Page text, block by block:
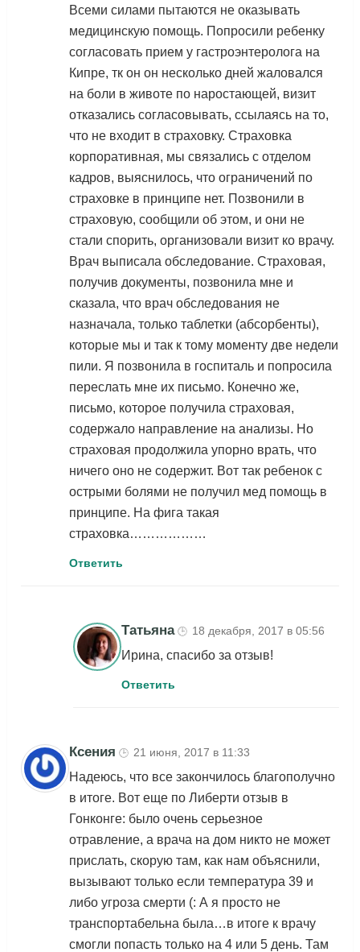
Всеми силами пытаются не оказывать
медицинскую помощь. Попросили ребенку
согласовать прием у гастроэнтеролога на
Кипре, тк он он несколько дней жаловался
на боли в животе по наростающей, визит
отказались согласовывать, ссылаясь на то,
что не входит в страховку. Страховка
корпоративная, мы связались с отделом
кадров, выяснилось, что ограничений по
страховке в принципе нет. Позвонили в
страховую, сообщили об этом, и они не
стали спорить, организовали визит ко врачу.
Врач выписала обследование. Страховая,
получив документы, позвонила мне и
сказала, что врач обследования не
назначала, только таблетки (абсорбенты),
которые мы и так к тому моменту две недели
пили. Я позвонила в госпиталь и попросила
переслать мне их письмо. Конечно же,
письмо, которое получила страховая,
содержало направление на анализы. Но
страховая продолжила упорно врать, что
ничего оно не содержит. Вот так ребенок с
острыми болями не получил мед помощь в
принципе. На фига такая
страховка………………
Ответить
Татьяна 🕒 18 декабря, 2017 в 05:56
Ирина, спасибо за отзыв!
Ответить
Ксения 🕒 21 июня, 2017 в 11:33
Надеюсь, что все закончилось благополучно
в итоге. Вот еще по Либерти отзыв в
Гонконге: было очень серьезное
отравление, а врача на дом никто не может
прислать, скорую там, как нам объяснили,
вызывают только если температура 39 и
либо угроза смерти (: А я просто не
транспортабельна была…в итоге к врачу
смогли попасть только на 4 или 5 день. Там